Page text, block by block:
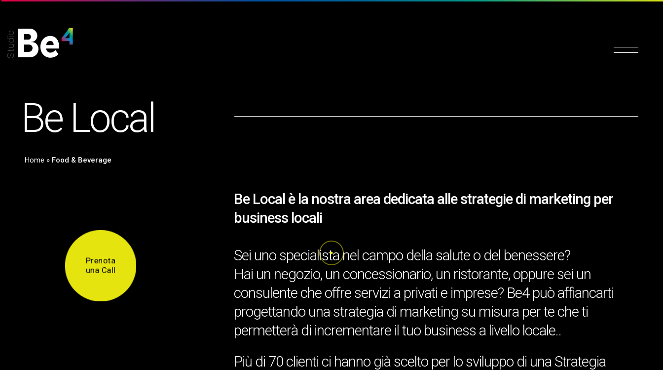
Studio
Be Local
Home » Food & Beverage
Prenota
una Call
Be Local è a nostra area dedicata al e strategie di marketing per
business ocal i
Sei uno specialistanel campo del a sal ute o del benessere?
Hai un negozio, un concessionario, un ristorante, oppure sei un
consu ente che offre servizi a privati e imprese? Be4 può affiancarti
progettando una strategia di marketing su misura perte cheti
permetterà di incrementare i tuo business a ivel o ocale..
Più di 70 clienti ci hanno già scelto per lo sviluppo di una Strategia